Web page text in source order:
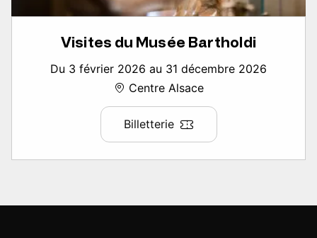
Visites du Musée Bartholdi
Du 3 février 2026 au 31 décembre 2026
Centre Alsace
Billetterie